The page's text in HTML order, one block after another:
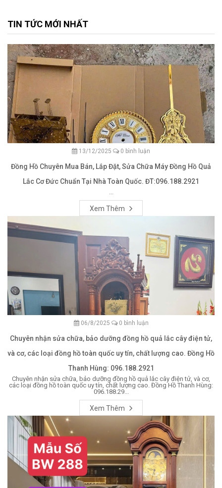
TIN TỨC MỚI NHẤT
13/12/2025 0 bình luận
Đồng Hồ Chuyên Mua Bán, Lắp Đặt, Sửa Chữa Máy Đồng Hồ Quả
Lắc Cơ Đức Chuẩn Tại Nhà Toàn Quốc. ĐT:096.188.2921
Xem Thêm
06/8/2025 0 bình luận
Chuyên nhận sửa chữa, bảo dưỡng đồng hồ quả lắc cây điện tử,
và cơ, các loại đồng hồ toàn quốc uy tín, chất lượng cao. Đồng Hồ
Thanh Hùng: 096.188.2921
Chuyên nhận sửa chữa, bảo dưỡng đồng hồ quả lắc cây điện tử, và cơ,
các loại đồng hồ toàn quốc uy tín, chất lượng cao. Đồng Hồ Thanh Hùng:
096.188.29...
Xem Thêm